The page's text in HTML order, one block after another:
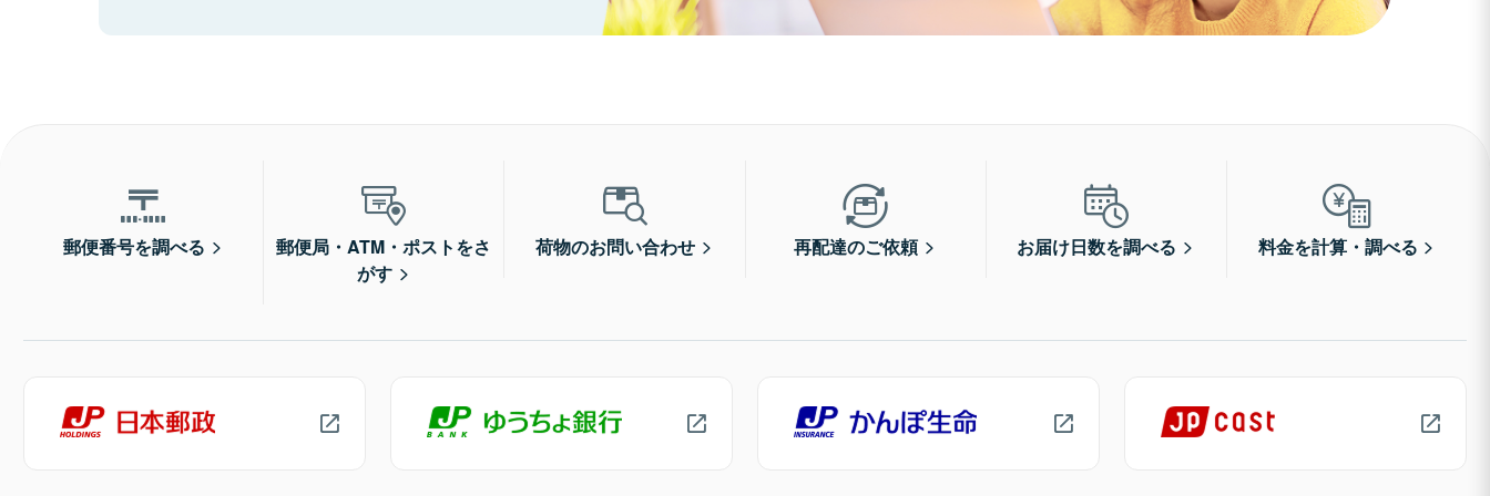
郵便番号を調べる
郵便局・ATM・ポストをさ
がす
荷物のお問い合わせ 再配達のご依頼 お届け日数を調べる 料金を計算・調べる